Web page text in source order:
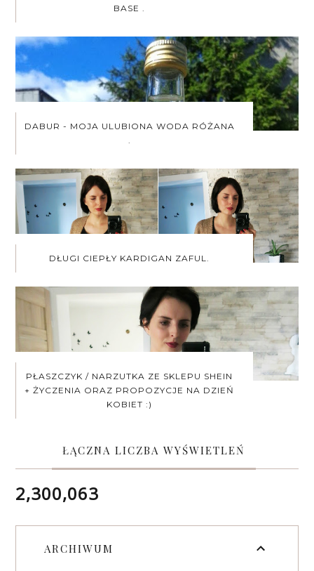
BASE .
DABUR - MOJA ULUBIONA WODA RÓŻANA
DŁUGI CIEPŁY KARDIGAN ZAFUL.
PŁASZCZYK / NARZUTKA ZE SKLEPU SHEIN
+ ŻYCZENIA ORAZ PROPOZYCJE NA DZIEŃ
KOBIET :)
ŁĄCZNA LICZBA WYŚWIETLEŃ
2,300,063
ARCHIWUM